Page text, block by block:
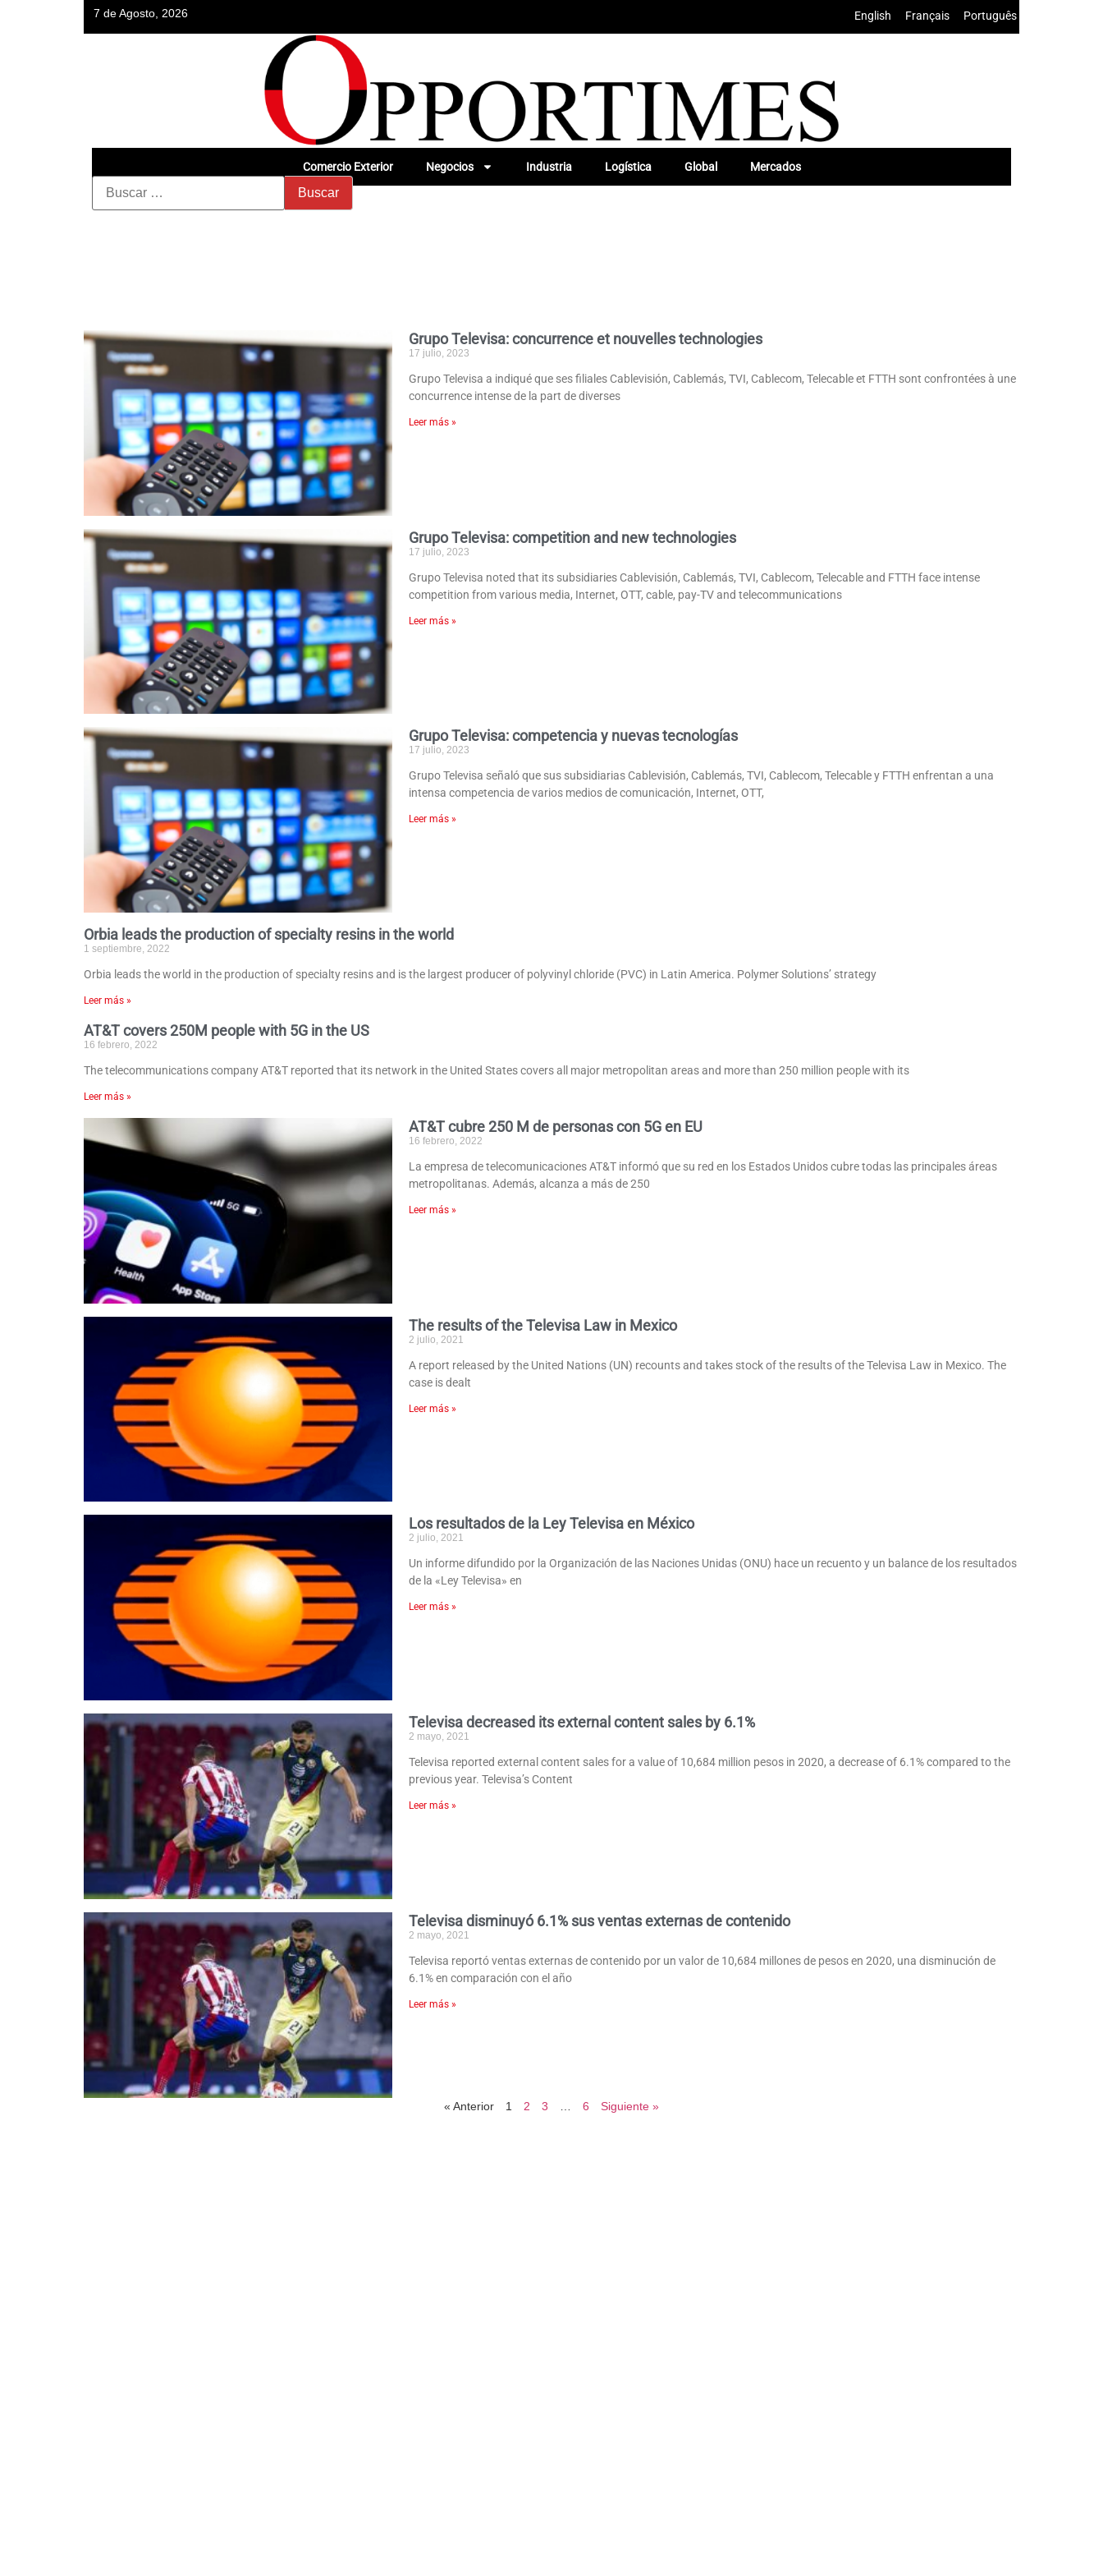
7 de Agosto, 2026 English Français Português
Comercio Exterior Negocios Industria Logística Global Mercados
Grupo Televisa: concurrence et nouvelles technologies
17 julio, 2023
Grupo Televisa a indiqué que ses filiales Cablevisión, Cablemás, TVI, Cablecom, Telecable et FTTH sont confrontées à une
concurrence intense de la part de diverses
Leer más »
Grupo Televisa: competition and new technologies
17 julio, 2023
Grupo Televisa noted that its subsidiaries Cablevisión, Cablemás, TVI, Cablecom, Telecable and FTTH face intense
competition from various media, Internet, OTT, cable, pay-TV and telecommunications
Leer más »
Grupo Televisa: competencia y nuevas tecnologías
17 julio, 2023
Grupo Televisa señaló que sus subsidiarias Cablevisión, Cablemás, TVI, Cablecom, Telecable y FTTH enfrentan a una
intensa competencia de varios medios de comunicación, Internet, OTT,
Leer más »
Orbia leads the production of specialty resins in the world
1 septiembre, 2022
Orbia leads the world in the production of specialty resins and is the largest producer of polyvinyl chloride (PVC) in Latin America. Polymer Solutions’ strategy
Leer más »
AT&T covers 250M people with 5G in the US
16 febrero, 2022
The telecommunications company AT&T reported that its network in the United States covers all major metropolitan areas and more than 250 million people with its
Leer más »
AT&T cubre 250 M de personas con 5G en EU
16 febrero, 2022
La empresa de telecomunicaciones AT&T informó que su red en los Estados Unidos cubre todas las principales áreas
metropolitanas. Además, alcanza a más de 250
Leer más »
The results of the Televisa Law in Mexico
2 julio, 2021
A report released by the United Nations (UN) recounts and takes stock of the results of the Televisa Law in Mexico. The
case is dealt
Leer más »
Los resultados de la Ley Televisa en México
2 julio, 2021
Un informe difundido por la Organización de las Naciones Unidas (ONU) hace un recuento y un balance de los resultados
de la «Ley Televisa» en
Leer más »
Televisa decreased its external content sales by 6.1%
2 mayo, 2021
Televisa reported external content sales for a value of 10,684 million pesos in 2020, a decrease of 6.1% compared to the
previous year. Televisa’s Content
Leer más »
Televisa disminuyó 6.1% sus ventas externas de contenido
2 mayo, 2021
Televisa reportó ventas externas de contenido por un valor de 10,684 millones de pesos en 2020, una disminución de
6.1% en comparación con el año
Leer más »
« Anterior 1 2 3 6 Siguiente »